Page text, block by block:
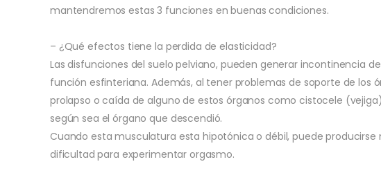
mantendremos estas 3 funciones en buenas condiciones.
– ¿Qué efectos tiene la perdida de elasticidad?
Las disfunciones del suelo pelviano, pueden generar incontinencia
función esfinteriana. Además, al tener problemas de soporte de los
prolapso o caída de alguno de estos órganos como cistocele
según sea el órgano que descendió.
Cuando esta musculatura esta hipotónica o débil, puede
dificultad para experimentar orgasmo.